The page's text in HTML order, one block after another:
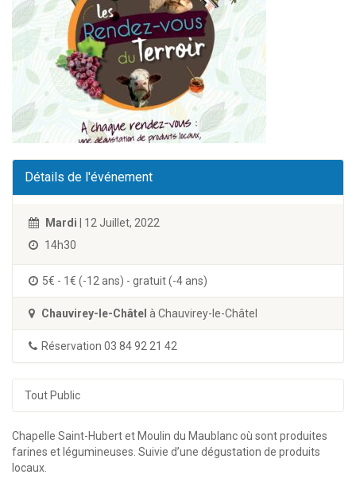
Détails de l'événement
Mardi | 12 Juillet, 2022
14h30
5€ - 1€ (-12 ans) - gratuit (-4 ans)
Chauvirey-le-Châtel à Chauvirey-le-Châtel
Réservation 03 84 92 21 42
Tout Public
Chapelle Saint-Hubert et Moulin du Maublanc où sont produites
farines et légumineuses. Suivie d’une dégustation de produits
locaux.